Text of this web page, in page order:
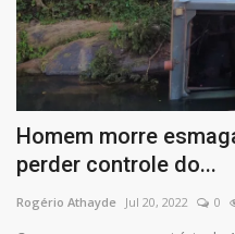
Homem morre
perder controle do...
Rogério Athayde Jul 20, 2022 0